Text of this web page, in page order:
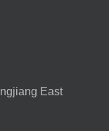
East